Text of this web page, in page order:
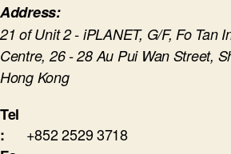
Address:
21 of Unit 2 - iPLANET, G/F, Fo Tan
Centre, 26 - 28 Au Pui Wan Street,
Hong Kong
Tel
:
+852 2529 3718